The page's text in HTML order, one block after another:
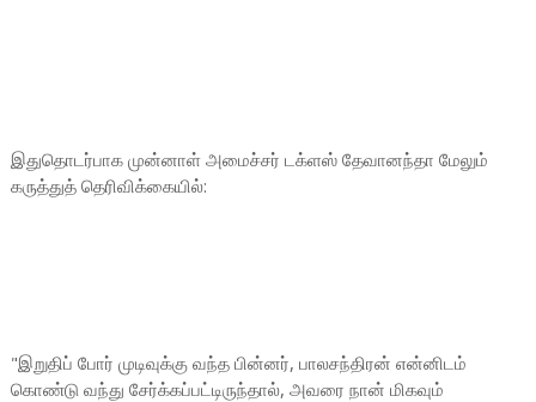
இதுதொடர்பாக முன்னாள் அமைச்சர் டக்ளஸ் தேவானந்தா மேலும்
கருத்துத் தெரிவிக்கையில்:
"இறுதிப் போர் முடிவுக்கு வந்த பின்னர், பாலசந்திரன் என்னிடம்
கொண்டு வந்து சேர்க்கப்பட்டிருந்தால், அவரை நான் மிகவும்